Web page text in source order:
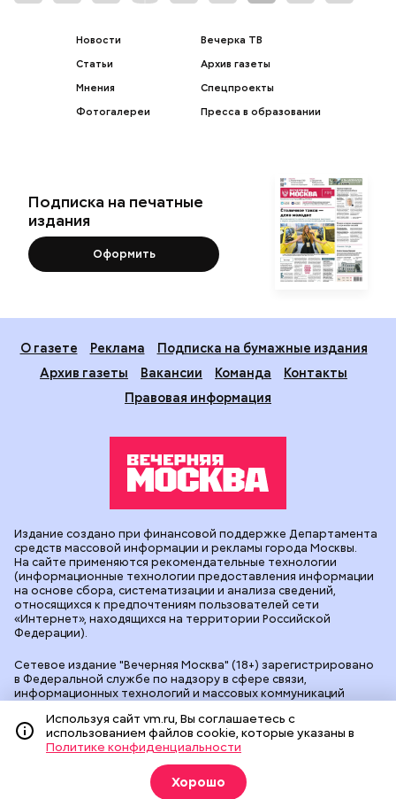
Новости
Статьи
Мнения
Фотогалереи
Вечерка ТВ
Архив газеты
Спецпроекты
Пресса в образовании
Подписка на печатные
издания
Оформить
О газете Реклама
Подписка на бумажные издания
Архив газеты
Вакансии Команда
Контакты
Правовая информация
Сетевое издание "Вечерняя Москва" (18+) зарегистрировано
в Федеральной службе по надзору в сфере связи,
информационных технологий и массовых коммуникаций
90524 от 09.12.2025. Учредитель: АО "Редакция газеты
"Вечерняя Москва". Главный редактор vm.ru: Александр
Геннадьевич Глуходедов. Адрес редакции: 127015, г.Москва,
Бумажный пр-д, д. 14, стр. 2. Телефон:+7(499)557-04-24
. Почта для связи с редакцией сайта:
Издание создано при финансовой поддержке Департамента
средств массовой информации и рекламы города Москвы.
На сайте применяются рекомендательные технологии
(информационные технологии предоставления информации
на основе сбора, систематизации и анализа сведений,
относящихся к предпочтениям пользователей сети
«Интернет», находящихся на территории Российской
Федерации).
Используя сайт vm.ru, Вы соглашаетесь с
использованием файлов cookie, которые указаны в
Политике конфиденциальности
Хорошо